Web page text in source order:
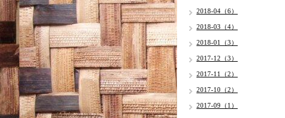
2018-04（6）
2018-03（4）
2018-01（3）
2017-12（3）
2017-11（2）
2017-10（2）
2017-09（1）